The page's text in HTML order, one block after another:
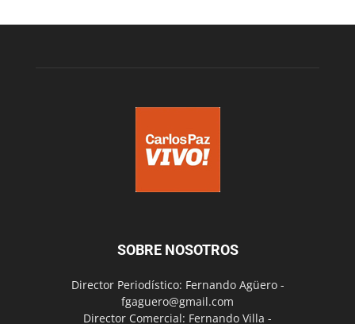
SOBRE NOSOTROS
Director Periodístico: Fernando Agüero -
fgaguero@gmail.com
Director Comercial: Fernando Villa -